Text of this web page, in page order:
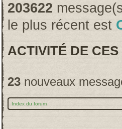
203622
le plus récent est
ACTIVITÉ DE
23 nouveaux
Index du forum